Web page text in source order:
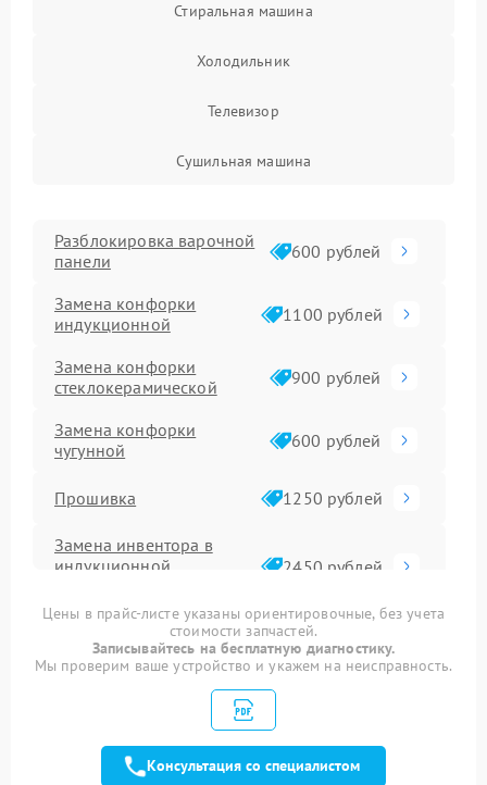
Стиральная машина
Холодильник
Телевизор
Сушильная машина
Разблокировка варочной
панели
600 рублей
Замена конфорки
индукционной
1100 рублей
Замена конфорки
стеклокерамической
900 рублей
Замена конфорки
чугунной
600 рублей
Прошивка 1250 рублей
Замена инвентора в
индукционной
2450 рублей
Ремонт сенсора 1600 рублей
Замена панели
Ремонт модуля
управления
Цены в прайс-листе указаны ориентировочные, без учета
стоимости запчастей.
Записывайтесь на бесплатную диагностику.
Мы проверим ваше устройство и укажем на неисправность.
Консультация со специалистом